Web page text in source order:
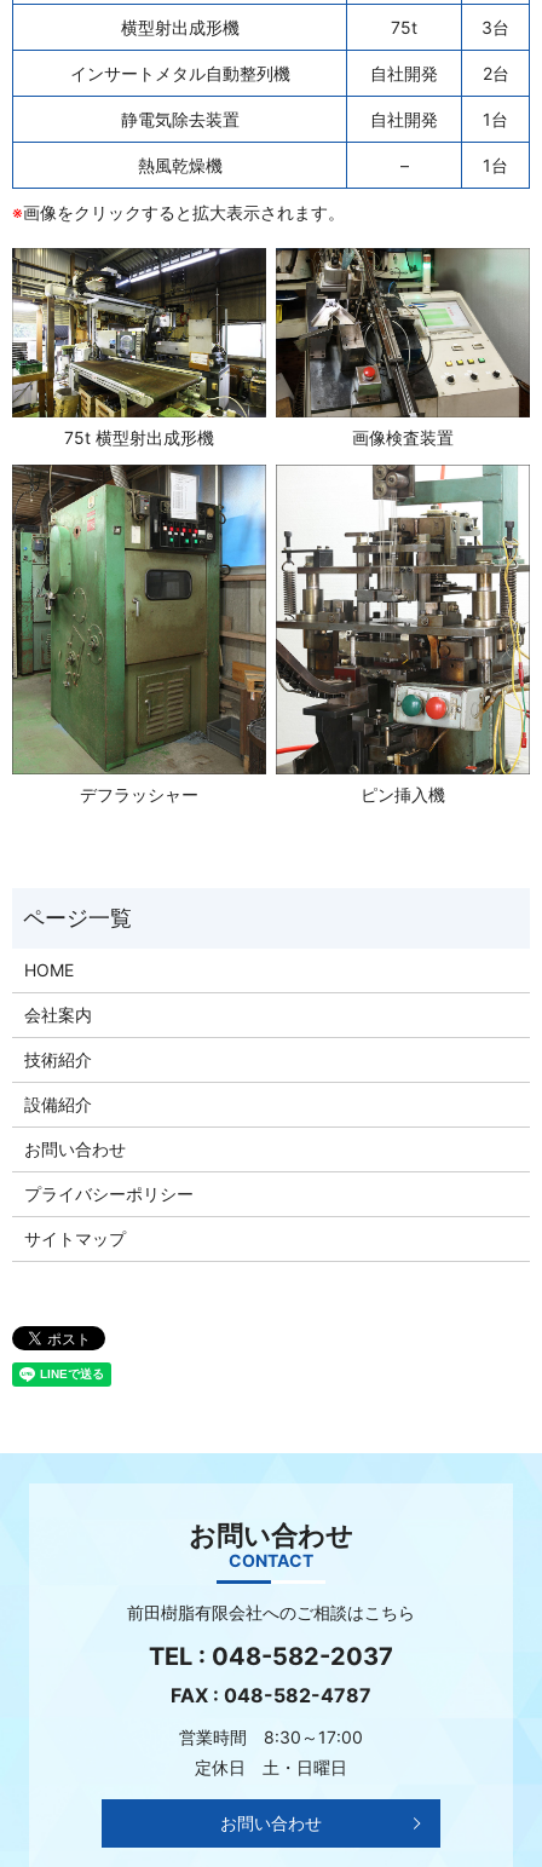
横型射出成形機 75t 3台
インサートメタル自動整列機 自社開発 2台
静電気除去装置 自社開発 1台
熱風乾燥機 – 1台
※画像をクリックすると拡大表示されます。
75t 横型射出成形機 画像検査装置
デフラッシャー ピン挿入機
HOME
会社案内
技術紹介
設備紹介
お問い合わせ
プライバシーポリシー
サイトマップ
お問い合わせ
CONTACT
前田樹脂有限会社へのご相談はこちら
TEL : 048-582-2037
FAX : 048-582-4787
営業時間 8:30～17:00
定休日 土・日曜日
お問い合わせ